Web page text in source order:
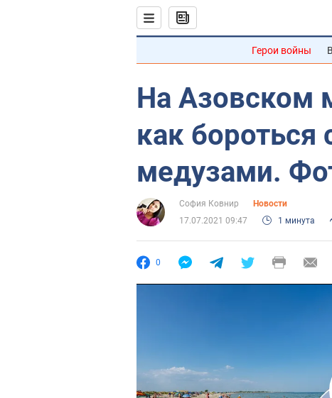
Герои войны
На Азовском
как
медузами.
София Ковнир
Новости
17.07.2021 09:47
1 минута
0